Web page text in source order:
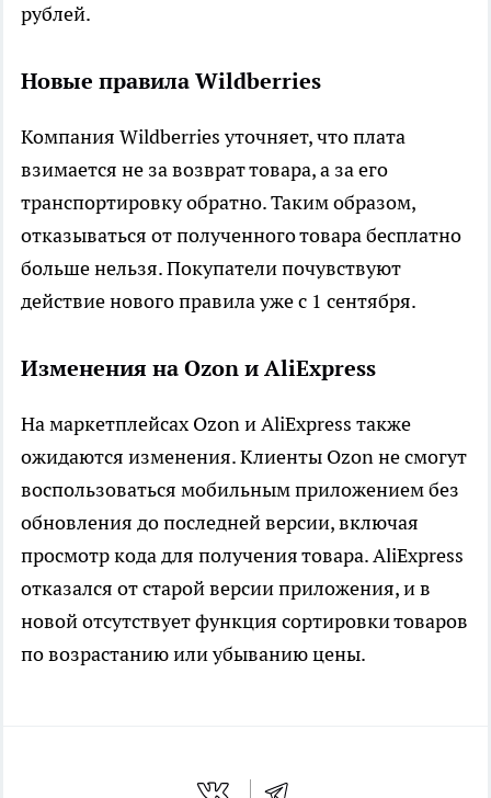
рублей.
Новые правила Wildberries
Компания Wildberries уточняет, что плата
взимается не за возврат товара, а за его
транспортировку обратно. Таким образом,
отказываться от полученного товара бесплатно
больше нельзя. Покупатели почувствуют
действие нового правила уже с 1 сентября.
Изменения на Ozon и AliExpress
На маркетплейсах Ozon и AliExpress также
ожидаются изменения. Клиенты Ozon не смогут
воспользоваться мобильным приложением без
обновления до последней версии, включая
просмотр кода для получения товара. AliExpress
отказался от старой версии приложения, и в
новой отсутствует функция сортировки товаров
по возрастанию или убыванию цены.